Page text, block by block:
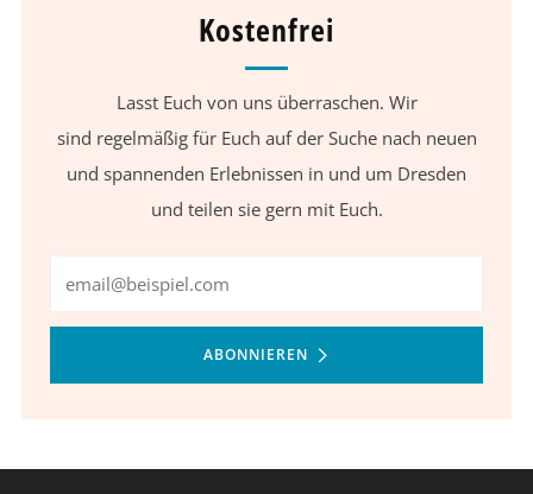
Kostenfrei
Lasst Euch von uns überraschen. Wir
sind regelmäßig für Euch auf der Suche nach neuen
und spannenden Erlebnissen in und um Dresden
und teilen sie gern mit Euch.
ABONNIEREN